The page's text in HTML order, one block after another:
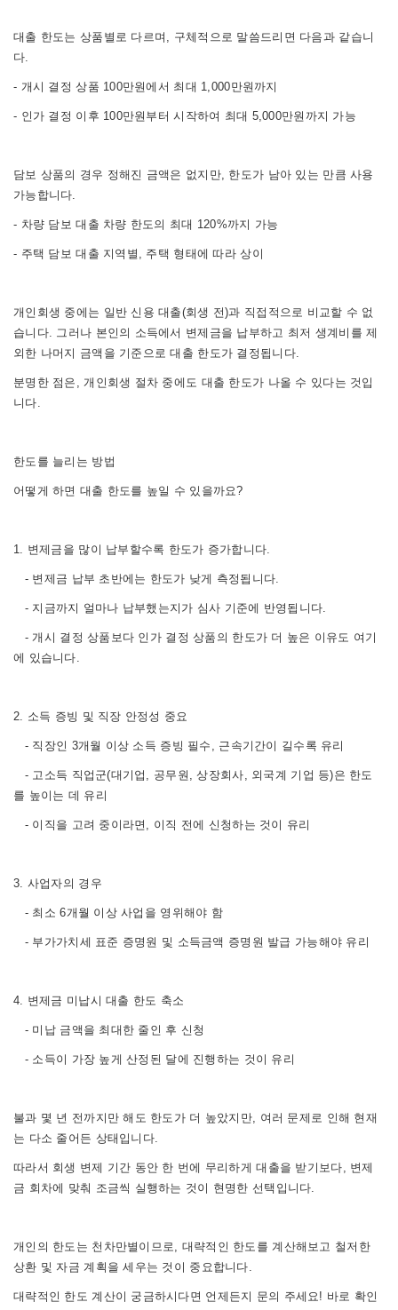
대출 한도는 상품별로 다르며, 구체적으로 말씀드리면 다음과 같습니
다.
- 개시 결정 상품 100만원에서 최대 1,000만원까지
- 인가 결정 이후 100만원부터 시작하여 최대 5,000만원까지 가능
담보 상품의 경우 정해진 금액은 없지만, 한도가 남아 있는 만큼 사용
가능합니다.
- 차량 담보 대출 차량 한도의 최대 120%까지 가능
- 주택 담보 대출 지역별, 주택 형태에 따라 상이
개인회생 중에는 일반 신용 대출(회생 전)과 직접적으로 비교할 수 없
습니다. 그러나 본인의 소득에서 변제금을 납부하고 최저 생계비를 제
외한 나머지 금액을 기준으로 대출 한도가 결정됩니다.
분명한 점은, 개인회생 절차 중에도 대출 한도가 나올 수 있다는 것입
니다.
한도를 늘리는 방법
어떻게 하면 대출 한도를 높일 수 있을까요?
1. 변제금을 많이 납부할수록 한도가 증가합니다.
- 변제금 납부 초반에는 한도가 낮게 측정됩니다.
- 지금까지 얼마나 납부했는지가 심사 기준에 반영됩니다.
- 개시 결정 상품보다 인가 결정 상품의 한도가 더 높은 이유도 여기
에 있습니다.
2. 소득 증빙 및 직장 안정성 중요
- 직장인 3개월 이상 소득 증빙 필수, 근속기간이 길수록 유리
- 고소득 직업군(대기업, 공무원, 상장회사, 외국계 기업 등)은 한도
를 높이는 데 유리
- 이직을 고려 중이라면, 이직 전에 신청하는 것이 유리
3. 사업자의 경우
- 최소 6개월 이상 사업을 영위해야 함
- 부가가치세 표준 증명원 및 소득금액 증명원 발급 가능해야 유리
4. 변제금 미납시 대출 한도 축소
- 미납 금액을 최대한 줄인 후 신청
- 소득이 가장 높게 산정된 달에 진행하는 것이 유리
불과 몇 년 전까지만 해도 한도가 더 높았지만, 여러 문제로 인해 현재
는 다소 줄어든 상태입니다.
따라서 회생 변제 기간 동안 한 번에 무리하게 대출을 받기보다, 변제
금 회차에 맞춰 조금씩 실행하는 것이 현명한 선택입니다.
개인의 한도는 천차만별이므로, 대략적인 한도를 계산해보고 철저한
상환 및 자금 계획을 세우는 것이 중요합니다.
대략적인 한도 계산이 궁금하시다면 언제든지 문의 주세요! 바로 확인